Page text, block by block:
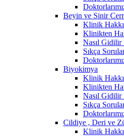
Beyin ve Sinir
Klinik
Klinikten
Nasıl Gidilir
Sıkça
Biyokimya
Klinik
Klinikten
Nasıl Gidilir
Sıkça
Cildiye , Deri ve
Klinik